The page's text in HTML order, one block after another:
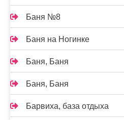
Баня №8
Баня на Ногинке
Баня, Баня
Баня, Баня
Барвиха, база отдыха